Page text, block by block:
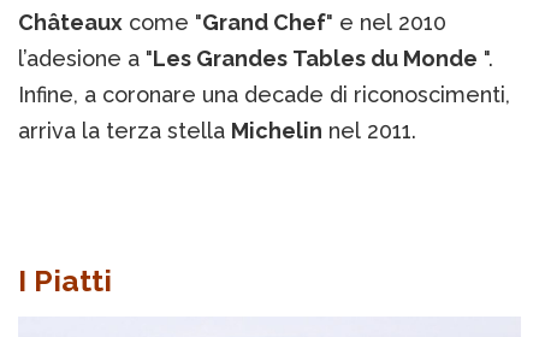
Châteaux come "Grand Chef" e nel 2010
l’adesione a "Les Grandes Tables du Monde ".
Infine, a coronare una decade di riconoscimenti,
arriva la terza stella Michelin nel 2011.
I Piatti